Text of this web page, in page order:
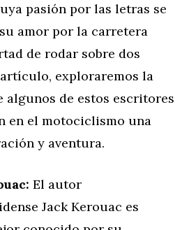
pasión por las letras se
amor por la carretera
de rodar sobre dos
exploraremos la
algunos de estos escritores
en el motociclismo una
y aventura.
El autor
Jack Kerouac es